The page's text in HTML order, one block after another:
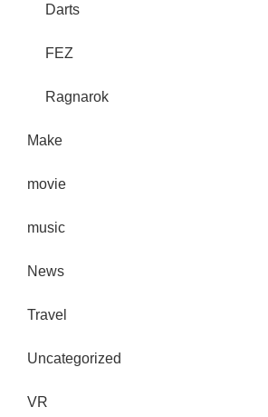
Darts
FEZ
Ragnarok
Make
movie
music
News
Travel
Uncategorized
VR